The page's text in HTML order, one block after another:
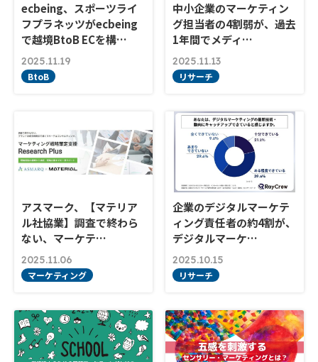
ecbeing、スポーツライ
フプラネッツがecbeing
で越境BtoB ECを構…
2025.11.19
BtoB
中小企業のマーケティン
グ担当者の4割弱が、過去
1年間でメディ…
2025.11.13
リサーチ
アスマーク、【マテリア
ル社協業】調査で終わら
ない、マーケテ…
2025.11.06
マーケティング
企業のデジタルマーケテ
ィング責任者の約4割が、
デジタルマーケ…
2025.10.15
リサーチ